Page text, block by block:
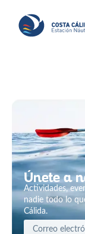
Únete a
Actividades,
nadie todo lo
Cálida.